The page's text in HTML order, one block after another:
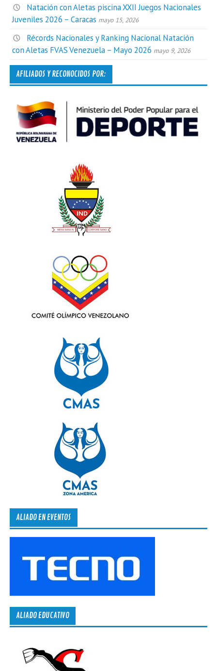
Natación con Aletas piscina XXII Juegos Nacionales
Juveniles 2026 – Caracas mayo 15, 2026
Récords Nacionales y Ranking Nacional Natación
con Aletas FVAS Venezuela – Mayo 2026 mayo 9, 2026
AFILIADOS Y RECONOCIDOS POR:
ALIADO EN EVENTOS
ALIADO EDUCATIVO